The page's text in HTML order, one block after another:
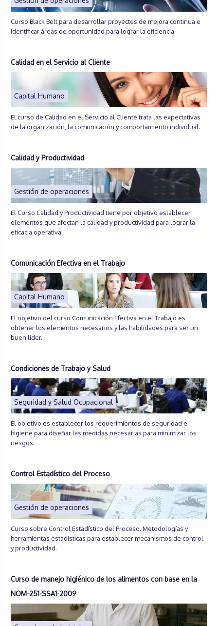
Curso Black Belt para desarrollar proyectos de mejora continua e
identificar áreas de oportunidad para lograr la eficiencia.
Calidad en el Servicio al Cliente
Capital Humano
El curso de Calidad en el Servicio al Cliente trata las expectativas
de la organización, la comunicación y comportamiento individual.
Calidad y Productividad
Gestión de operaciones
El Curso Calidad y Productividad tiene por objetivo establecer
elementos que afectan la calidad y productividad para lograr la
eficacia operativa.
Comunicación Efectiva en el Trabajo
Capital Humano
El objetivo del curso Comunicación Efectiva en el Trabajo es
obtener los elementos necesarios y las habilidades para ser un
buen líder.
Condiciones de Trabajo y Salud
Seguridad y Salud Ocupacional
El objetivo es establecer los requerimientos de seguridad e
higiene para diseñar las medidas necesarias para minimizar los
riesgos.
Control Estadístico del Proceso
Gestión de operaciones
Curso sobre Control Estadístico del Proceso. Metodologías y
herramientas estadísticas para establecer mecanismos de control
y productividad.
Curso de manejo higiénico de los alimentos con base en la
NOM-251-SSA1-2009